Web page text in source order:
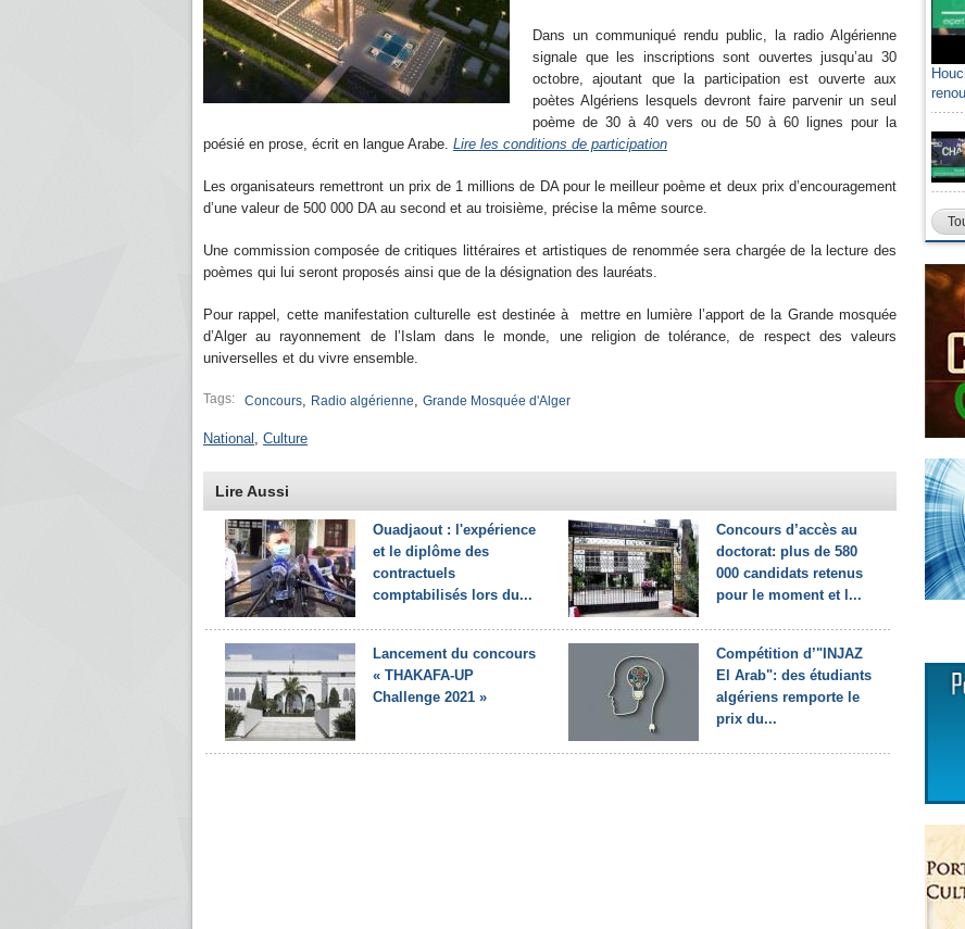
Dans un communiqué rendu public, la radio Algérienne
signale que les inscriptions sont ouvertes jusqu’au 30
octobre, ajoutant que la participation est ouverte aux
poètes Algériens lesquels devront faire parvenir un seul
poème de 30 à 40 vers ou de 50 à 60 lignes pour la
poésié en prose, écrit en langue Arabe. Lire les conditions de participation
Les organisateurs remettront un prix de 1 millions de DA pour le meilleur poème et deux prix d’encouragement
d’une valeur de 500 000 DA au second et au troisième, précise la même source.
Une commission composée de critiques littéraires et artistiques de renommée sera chargée de la lecture des
poèmes qui lui seront proposés ainsi que de la désignation des lauréats.
Pour rappel, cette manifestation culturelle est destinée à mettre en lumière l’apport de la Grande mosquée
d’Alger au rayonnement de l’Islam dans le monde, une religion de tolérance, de respect des valeurs
universelles et du vivre ensemble.
Tags: Concours, Radio algérienne, Grande Mosquée d'Alger
National , Culture
Lire Aussi
Ouadjaout : l'expérience
et le diplôme des
contractuels
comptabilisés lors du...
Concours d’accès au
doctorat: plus de 580
000 candidats retenus
pour le moment et l...
Lancement du concours
« THAKAFA-UP
Challenge 2021 »
Compétition d’"INJAZ
El Arab": des étudiants
algériens remporte le
prix du...